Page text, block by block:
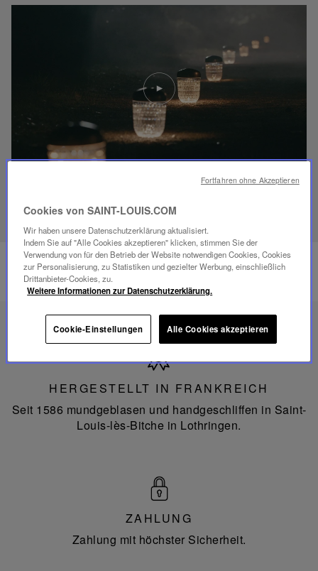
Video
abspielen
YouTube-
Video,
Folia
Mini-
Portable-
Lampe
Hergestellt
Frankreich
HERGESTELLT IN FRANKREICH
Seit 1586 mundgeblasen und handgeschliffen in Saint-
Louis-lès-Bitche in Lothringen.
ZAHLUNG
Zahlung mit höchster Sicherheit.
Cookies von SAINT-LOUIS.COM
Wir haben unsere Datenschutzerklärung aktualisiert.
Indem Sie auf "Alle Cookies akzeptieren" klicken, stimmen Sie der
Verwendung von für den Betrieb der Website notwendigen Cookies, Cookies
zur Personalisierung, zu Statistiken und gezielter Werbung, einschließlich
Drittanbieter-Cookies, zu.
Weitere Informationen zur Datenschutzerklärung.
Cookie-Einstellungen Alle Cookies akzeptieren
Fortfahren ohne Akzeptieren